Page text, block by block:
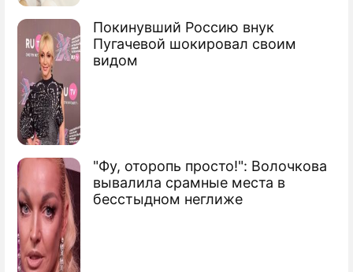
Покинувший Россию внук
Пугачевой шокировал своим
видом
"Фу, оторопь просто!": Волочкова
вывалила срамные места в
бесстыдном неглиже